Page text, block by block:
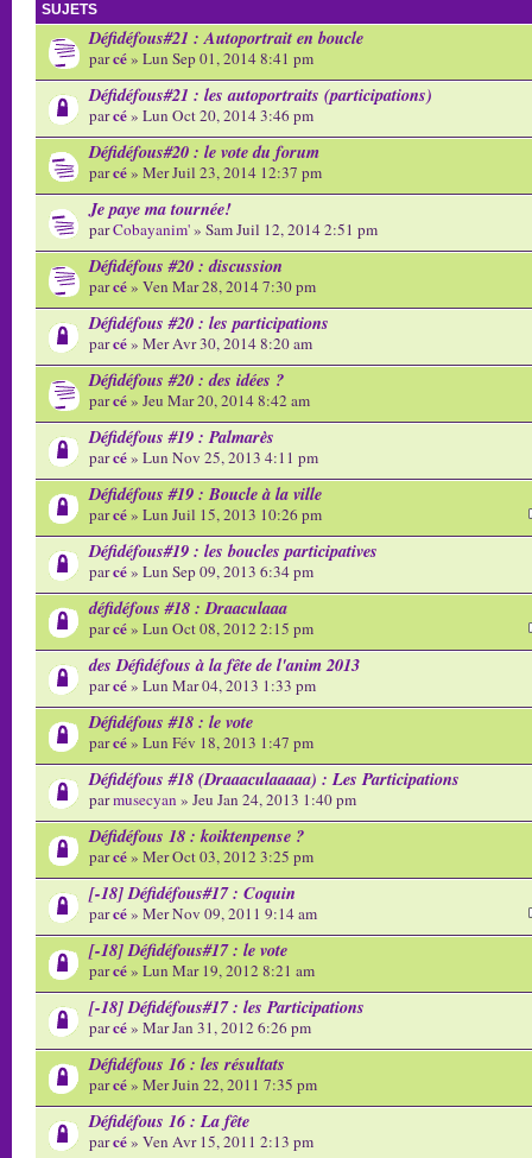
SUJETS
Défidéfous#21 : Autoportrait en boucle
parcé» Lun Sep 01, 2014 8:41 pm
Défidéfous#21 : les autoportraits (participations)
parcé» Lun Oct 20, 2014 3:46 pm
Défidéfous#20 : le vote du forum
parcé» Mer Juil 23, 2014 12:37 pm
Je paye ma tournée!
parCobayanim'» Sam Juil 12, 2014 2:51 pm
Défidéfous #20 : discussion
parcé» Ven Mar 28, 2014 7:30 pm
Défidéfous #20 : les participations
parcé» Mer Avr 30, 2014 8:20 am
Défidéfous #20 : des idées ?
parcé» Jeu Mar 20, 2014 8:42 am
Défidéfous #19 : Palmarès
parcé» Lun Nov 25, 2013 4:11 pm
Défidéfous #19 : Boucle à la ville
parcé» Lun Juil 15, 2013 10:26 pm
Défidéfous#19 : les boucles participatives
parcé» Lun Sep 09, 2013 6:34 pm
défidéfous #18 : Draaculaaa
parcé» Lun Oct 08, 2012 2:15 pm
des Défidéfous à la fête de l'anim 2013
parcé» Lun Mar 04, 2013 1:33 pm
Défidéfous #18 : le vote
parcé» Lun Fév 18, 2013 1:47 pm
Défidéfous #18 (Draaaculaaaaa) : Les Participations
parmusecyan » Jeu Jan 24, 2013 1:40 pm
Défidéfous 18 : koiktenpense ?
parcé» Mer Oct 03, 2012 3:25 pm
[-18] Défidéfous#17 : Coquin
parcé» Mer Nov 09, 2011 9:14 am
[-18] Défidéfous#17 : le vote
parcé» Lun Mar 19, 2012 8:21 am
[-18] Défidéfous#17 : les Participations
parcé» Mar Jan 31, 2012 6:26 pm
Défidéfous 16 : les résultats
parcé» Mer Juin 22, 2011 7:35 pm
Défidéfous 16 : La fête
parcé» Ven Avr 15, 2011 2:13 pm